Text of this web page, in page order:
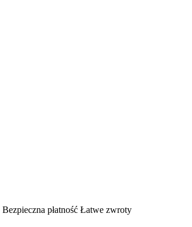
Bezpieczna płatność Łatwe zwroty